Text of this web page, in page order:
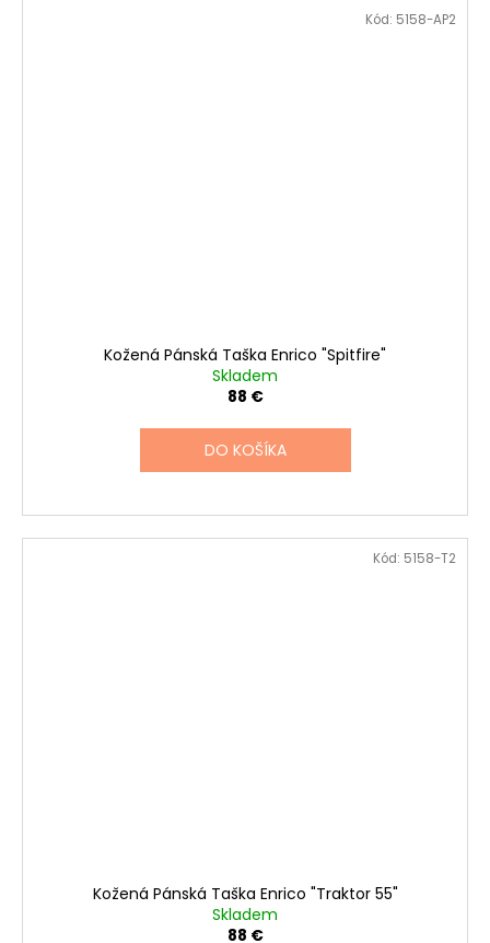
Kožená Pánská Taška Enrico "Spitfire"
Skladem
88 €
DO KOŠÍKA
Kód: 5158-AP2
Kožená Pánská Taška Enrico "Traktor 55"
Skladem
88 €
Kód: 5158-T2